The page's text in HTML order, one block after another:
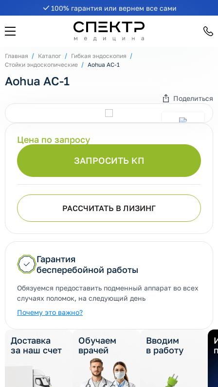
100% гарантия или вернем все сами
Главная Каталог
Гибкая эндоскопия
Стойки эндоскопические
Aohua AC-1
Aohua AC-1
Поделиться
ЗАПРОСИТЬ КП
Цена по запросу
РАССЧИТАТЬ В ЛИЗИНГ
Гарантия
бесперебойной работы
Обязуемся предоставить подменный аппарат во всех
случаях поломок, на следующий день
Почему это важно?
Доставка
за наш счет
Обучаем
врачей
Вводим
в работу